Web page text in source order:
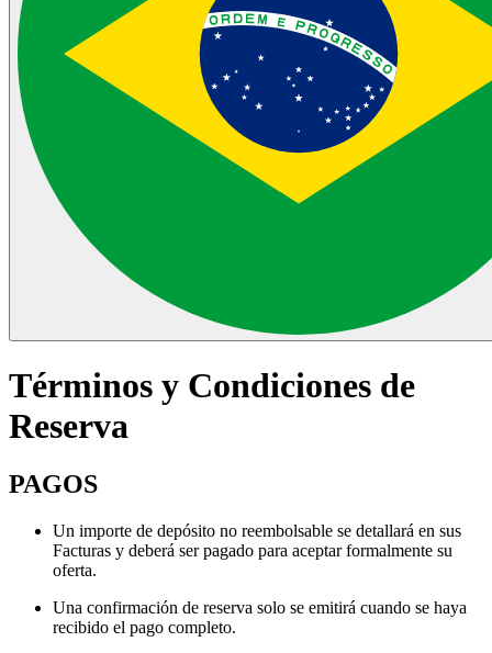
Términos y Condiciones de
Reserva
PAGOS
Un importe de depósito no reembolsable se detallará en sus
Facturas y deberá ser pagado para aceptar formalmente su
oferta.
Una confirmación de reserva solo se emitirá cuando se haya
recibido el pago completo.